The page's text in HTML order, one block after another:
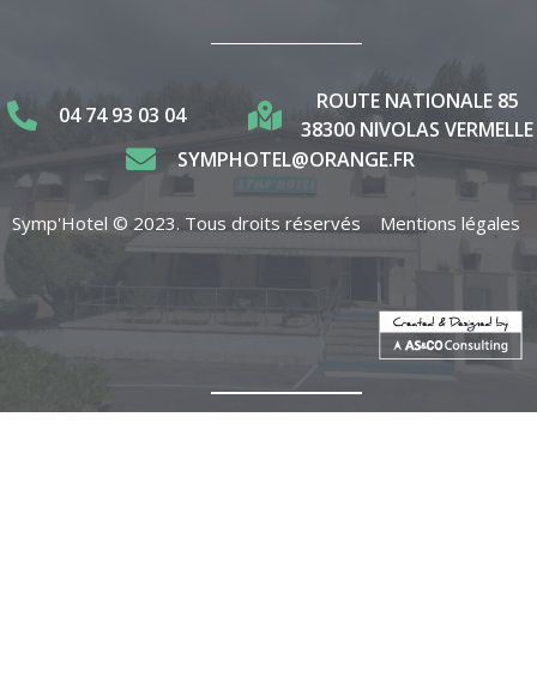
04 74 93 03 04
ROUTE NATIONALE 85
38300 NIVOLAS VERMELLE
SYMPHOTEL@ORANGE.FR
Symp'Hotel © 2023. Tous droits réservés Mentions légales